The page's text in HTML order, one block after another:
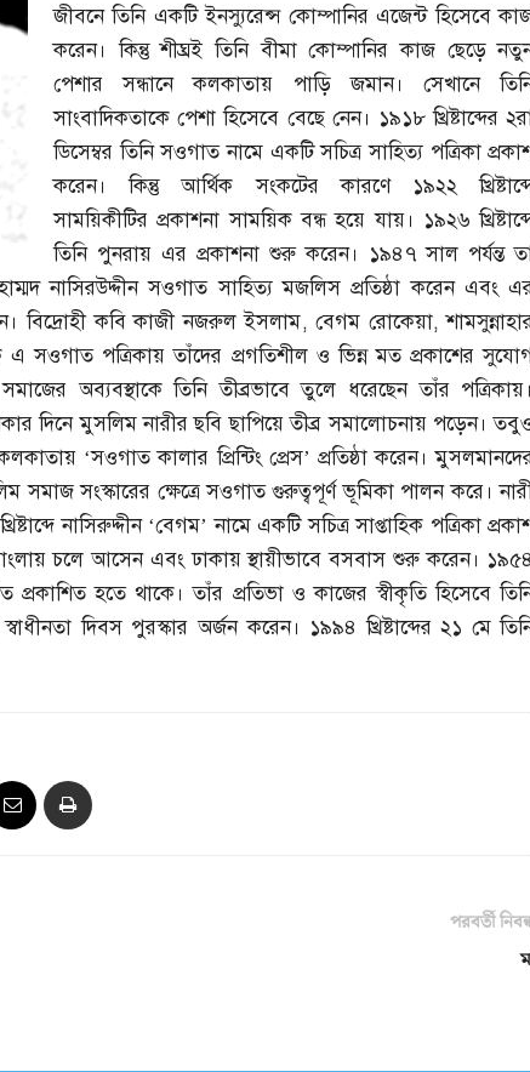
জীবনে তিনি একটি ইনস্যুরেন্স কোম্পানির এজেন্ট হিসেবে
করেন। কিন্তু শীঘ্রই তিনি বীমা কোম্পানির কাজ ছেড়ে
পেশার সন্ধানে কলকাতায় পাড়ি জমান। সেখানে
সাংবাদিকতাকে পেশা হিসেবে বেছে নেন। ১৯১৮ খ্রিষ্টাব্দের
ডিসেম্বর তিনি সওগাত নামে একটি সচিত্র সাহিত্য পত্রিকা
করেন। কিন্তু আর্থিক সংকটের কারণে ১৯২২
সাময়িকীটির প্রকাশনা সাময়িক বন্ধ হয়ে যায়। ১৯২৬
তিনি পুনরায় এর প্রকাশনা শুরু করেন। ১৯৪৭ সাল পর্যন্ত
নাসিরউদ্দীন সওগাত সাহিত্য মজলিস প্রতিষ্ঠা করেন এবং
বিদ্রোহী কবি কাজী নজরুল ইসলাম,বেগম রোকেয়া,
পত্রিকায় তাঁদের প্রগতিশীল ও ভিন্ন মত প্রকাশের
সমাজের অব্যবস্থাকে তিনি তীব্রভাবে তুলে ধরেছেন তাঁর পত্রিকায়।
দিনে মুসলিম নারীর ছবি ছাপিয়ে তীব্র সমালোচনায় পড়েন।
‘সওগাত কালার প্রিন্টিং প্রেস’ প্রতিষ্ঠা করেন।
সমাজ সংস্কারের ক্ষেত্রে সওগাত গুরুত্বপূর্ণ ভূমিকা পালন করে।
নাসিরুদ্দীন ‘বেগম’ নামে একটি সচিত্র সাপ্তাহিক পত্রিকা
চলে আসেন এবং ঢাকায় স্থায়ীভাবে বসবাস শুরু করেন। ১৯৫৪
হতে থাকে। তাঁর প্রতিভা ও কাজের স্বীকৃতি হিসেবে
দিবস পুরস্কার অর্জন করেন। ১৯৯৪ খ্রিষ্টাব্দের ২১ মে
পরবর্তী